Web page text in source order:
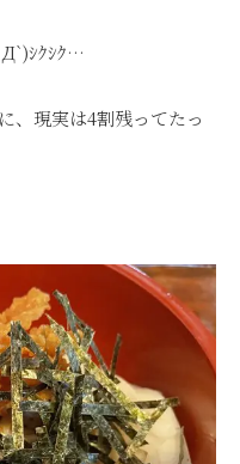
Д`)ｼｸｼｸ…
、現実は4割残ってたっ